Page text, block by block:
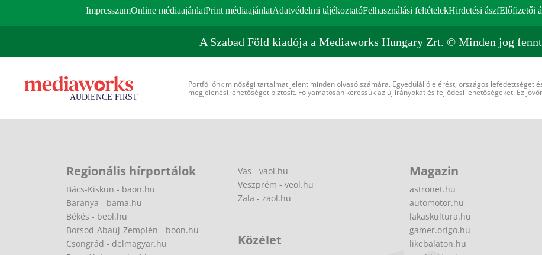
ImpresszumOnline médiaajánlatPrint médiaajánlatAdatvédelmi tájékoztatóFelhasználási feltételekHirdetési ászfElőfizetői
A Szabad Föld kiadója a Mediaworks Hungary Zrt. © Minden jog
Portfóliónk minőségi tartalmat jelent minden olvasó számára. Egyedülálló elérést, országos lefedettséget
megjelenési lehetőséget biztosít. Folyamatosan keressük az új irányokat és fejlődési lehetőségeket. Ez
Regionális hírportálok
Bács-Kiskun - baon.hu
Baranya - bama.hu
Békés - beol.hu
Borsod-Abaúj-Zemplén - boon.hu
Csongrád - delmagyar.hu
Vas - vaol.hu
Veszprém - veol.hu
Zala - zaol.hu
Közélet
Magazin
astronet.hu
automotor.hu
lakaskultura.hu
gamer.origo.hu
likebalaton.hu